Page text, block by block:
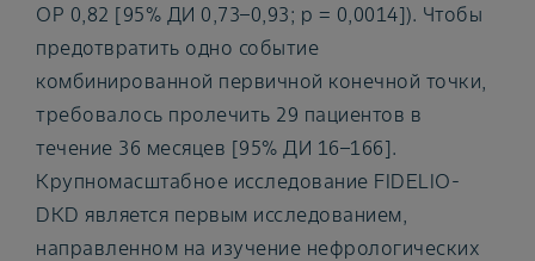
ОР 0,82 [95% ДИ 0,73–0,93; р = 0,0014]). Чтобы
предотвратить одно событие
комбинированной первичной конечной точки,
требовалось пролечить 29 пациентов в
течение 36 месяцев [95% ДИ 16–166].
Крупномасштабное исследование FIDELIO-
DKD является первым исследованием,
направленном на изучение нефрологических